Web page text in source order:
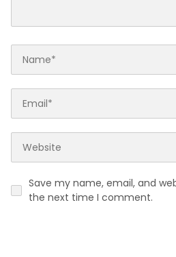
Save my name, email, and
the next time I comment.